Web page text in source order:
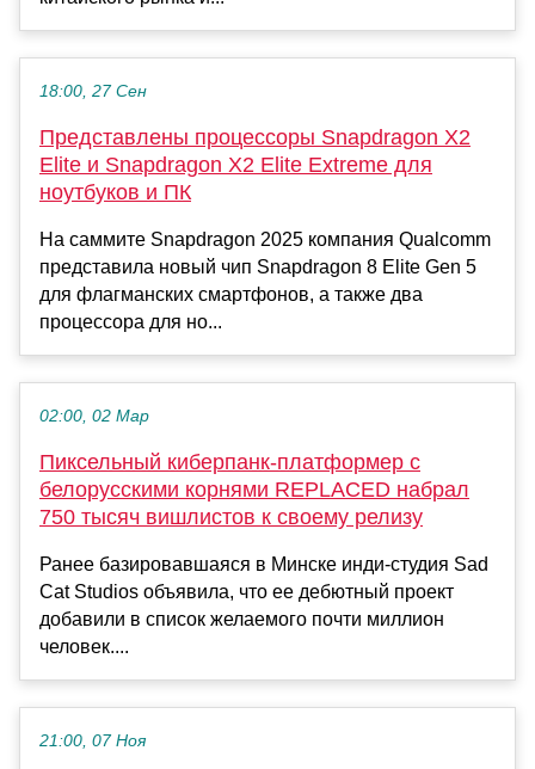
18:00, 27 Сен
Представлены процессоры Snapdragon X2
Elite и Snapdragon X2 Elite Extreme для
ноутбуков и ПК
На саммите Snapdragon 2025 компания Qualcomm
представила новый чип Snapdragon 8 Elite Gen 5
для флагманских смартфонов, а также два
процессора для но...
02:00, 02 Мар
Пиксельный киберпанк-платформер с
белорусскими корнями REPLACED набрал
750 тысяч вишлистов к своему релизу
Ранее базировавшаяся в Минске инди-студия Sad
Cat Studios объявила, что ее дебютный проект
добавили в список желаемого почти миллион
человек....
21:00, 07 Ноя